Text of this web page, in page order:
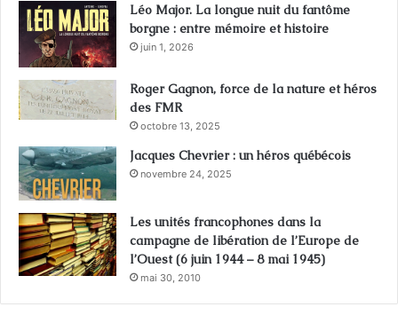
Léo Major. La longue nuit du fantôme
borgne : entre mémoire et histoire
juin 1, 2026
Roger Gagnon, force de la nature et héros
des FMR
octobre 13, 2025
Jacques Chevrier : un héros québécois
novembre 24, 2025
Les unités francophones dans la
campagne de libération de l’Europe de
l’Ouest (6 juin 1944 – 8 mai 1945)
mai 30, 2010